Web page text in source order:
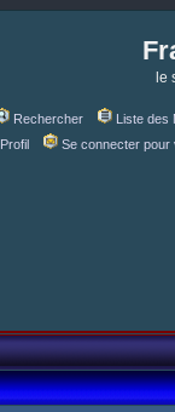
le
Rechercher Liste des
Profil
Se connecter